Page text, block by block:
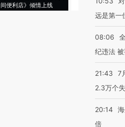
间便利店》倾情上线
远是第一
08:06
纪违法
21:43
7
2.3万个
20:14
倍